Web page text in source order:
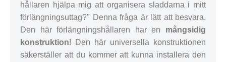
hållaren hjälpa mig att organisera sladdarna i mitt
förlängningsuttag?" Denna fråga är lätt att besvara.
Den här förlängningshållaren har en mångsidig
konstruktion! Den här universella konstruktionen
säkerställer att du kommer att kunna installera den